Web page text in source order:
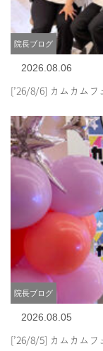
院長ブログ
2026.08.06
[’26/8/6] カムカム
院長ブログ
2026.08.05
[’26/8/5] カムカム